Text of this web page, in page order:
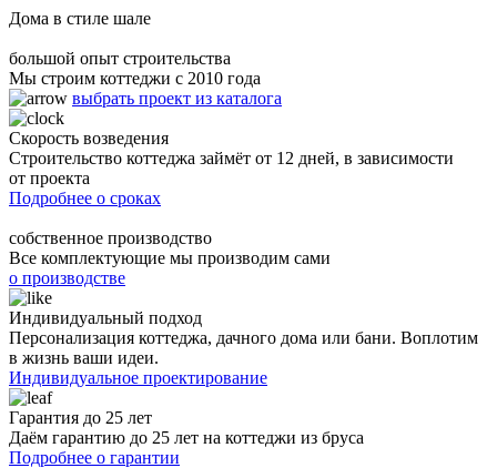
Дома в стиле шале
большой опыт строительства
Мы строим коттеджи с 2010 года
выбрать проект из каталога
Скорость возведения
Строительство коттеджа займёт от 12 дней, в зависимости
от проекта
Подробнее о сроках
собственное производство
Все комплектующие мы производим сами
о производстве
Индивидуальный подход
Персонализация коттеджа, дачного дома или бани. Воплотим
в жизнь ваши идеи.
Индивидуальное проектирование
Гарантия до 25 лет
Даём гарантию до 25 лет на коттеджи из бруса
Подробнее о гарантии